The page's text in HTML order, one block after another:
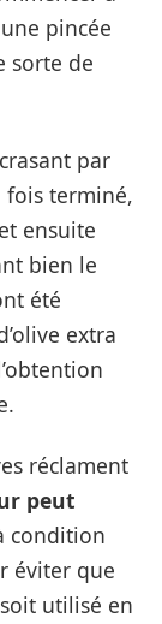
pincée
sorte de
par
fois terminé,
ensuite
bien le
été
extra
réclament
peut
condition
éviter que
utilisé en